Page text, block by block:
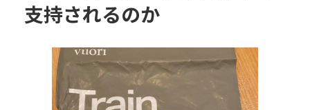
支持されるのか